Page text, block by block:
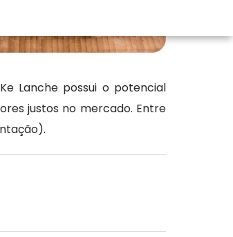
Lanche possui o potencial
justos no mercado. Entre